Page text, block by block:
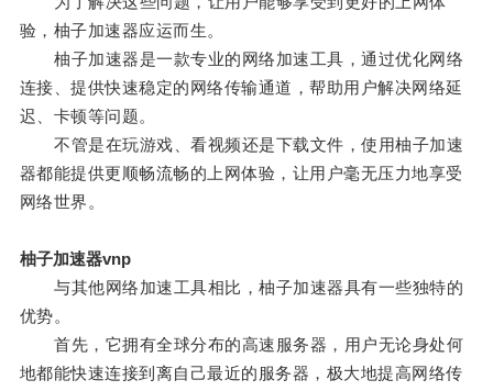
验，柚子加速器应运而生。
柚子加速器是一款专业的网络加速工具，通过优化网络
连接、提供快速稳定的网络传输通道，帮助用户解决网络延
迟、卡顿等问题。
不管是在玩游戏、看视频还是下载文件，使用柚子加速
器都能提供更顺畅流畅的上网体验，让用户毫无压力地享受
网络世界。
柚子加速器vnp
与其他网络加速工具相比，柚子加速器具有一些独特的
优势。
首先，它拥有全球分布的高速服务器，用户无论身处何
地都能快速连接到离自己最近的服务器，极大地提高网络传